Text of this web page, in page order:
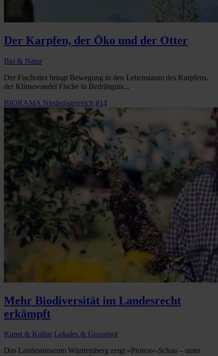
Der Karpfen, der Öko und der Otter
Bio & Natur
Der Fischotter bringt Bewegung in den Lebensraum des Karpfens,
der Klimawandel Fische in Bedrängnis...
BIORAMA Niederösterreich #14
Mehr Biodiversität im Landesrecht
erkämpft
Kunst & Kultur Lokales & Grassroot
Das Landesmuseum Württemberg zeigt »Protest«-Schau – unter